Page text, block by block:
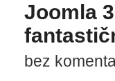
Joomla
bez